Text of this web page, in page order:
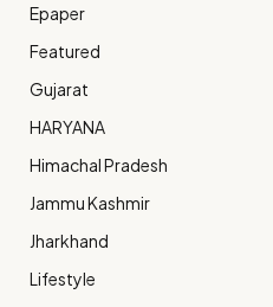
Epaper
Featured
Gujarat
HARYANA
Himachal Pradesh
Jammu Kashmir
Jharkhand
Lifestyle